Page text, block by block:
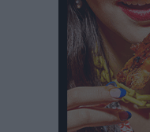
Τοπικές Ειδήσεις πριν
Αυτοκίνητο μπήκε
Μαστιχάρι –
5χρονο παιδί
Τοπικές Ειδήσεις• πριν 11